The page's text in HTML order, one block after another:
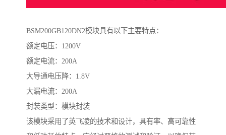
BSM200GB120DN2模块具有以下主要特点：
额定电压：1200V
额定电流：200A
大导通电压降：1.8V
大漏电流：200A
封装类型：模块封装
该模块采用了英飞凌的技术和设计，具有率、高可靠性